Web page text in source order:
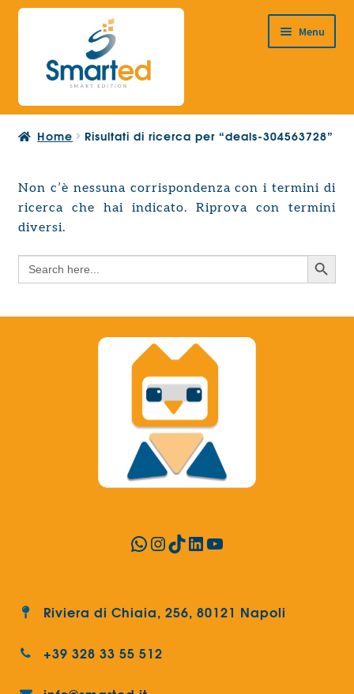
Vai
navigazione
Vai
contenuto
Menu
HOME
PRODOTTI
Espandi
il
child
PROGETTAZIONE EUROPEA
menu
child
Search
Home Risultati di ricerca per “deals-304563728”
Non c’è nessuna corrispondenza con i termini di
ricerca che hai indicato. Riprova con termini
diversi.
Search
for:
Search Button
WhatsApp
Instagram
TikTok
LinkedIn
YouTube
Riviera di Chiaia, 256, 80121 Napoli
+39 328 33 55 512